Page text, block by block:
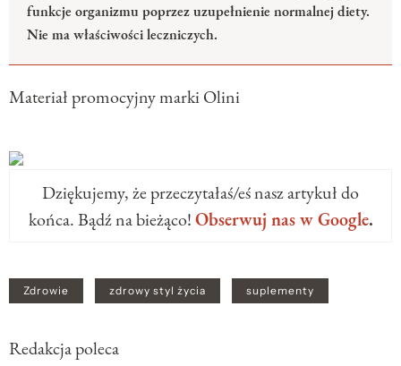
funkcje organizmu poprzez uzupełnienie normalnej diety.
Nie ma właściwości leczniczych.
Materiał promocyjny marki Olini
Dziękujemy, że przeczytałaś/eś nasz artykuł do
końca. Bądź na bieżąco!Obserwuj nas w Google.
Zdrowie zdrowy styl życia suplementy
Redakcja poleca